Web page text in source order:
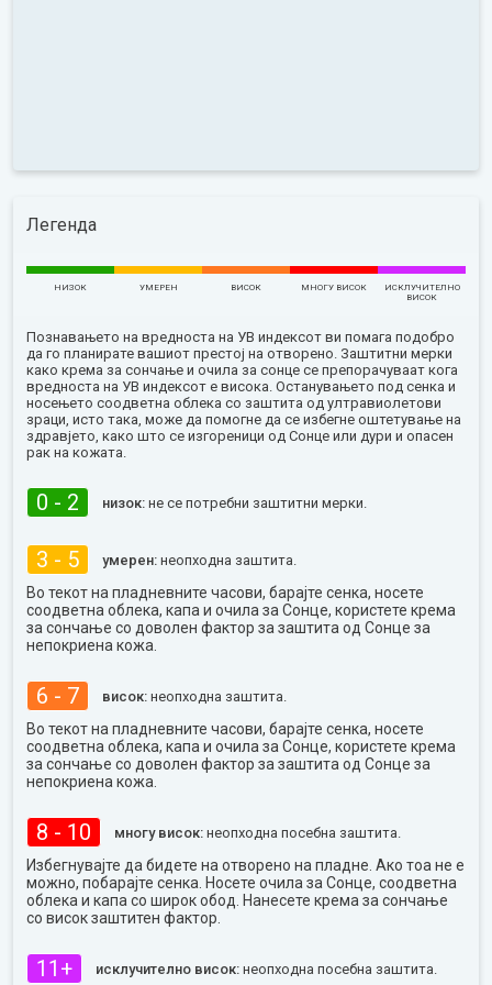
Легенда
НИЗОК УМЕРЕН ВИСОК МНОГУ ВИСОК
ИСКЛУЧИТЕЛНО
ВИСОК
Познавањето на вредноста на УВ индексот ви помага подобро
да го планирате вашиот престој на отворено. Заштитни мерки
како крема за сончање и очила за сонце се препорачуваат кога
вредноста на УВ индексот е висока. Останувањето под сенка и
носењето соодветна облека со заштита од ултравиолетови
зраци, исто така, може да помогне да се избегне оштетување на
здравјето, како што се изгореници од Сонце или дури и опасен
рак на кожата.
0 - 2 низок: не се потребни заштитни мерки.
3 - 5 умерен: неопходна заштита.
Во текот на пладневните часови, барајте сенка, носете
соодветна облека, капа и очила за Сонце, користете крема
за сончање со доволен фактор за заштита од Сонце за
непокриена кожа.
6 - 7 висок: неопходна заштита.
Во текот на пладневните часови, барајте сенка, носете
соодветна облека, капа и очила за Сонце, користете крема
за сончање со доволен фактор за заштита од Сонце за
непокриена кожа.
8 - 10 многу висок: неопходна посебна заштита.
Избегнувајте да бидете на отворено на пладне. Ако тоа не е
можно, побарајте сенка. Носете очила за Сонце, соодветна
облека и капа со широк обод. Нанесете крема за сончање
со висок заштитен фактор.
11+ исклучително висок: неопходна посебна заштита.